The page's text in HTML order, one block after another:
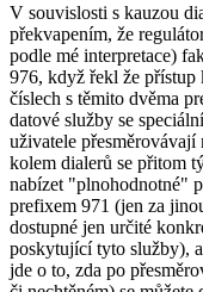
V souvislosti s kauzou
překvapením, že
podle mé interpretace)
976, když řekl že přístup
číslech s těmito dvěma
datové služby se
uživatele přesměrovávají
kolem dialerů se přitom
nabízet "plnohodnotné"
prefixem 971 (jen za
dostupné jen určité
poskytující tyto služby),
jde o to, zda po